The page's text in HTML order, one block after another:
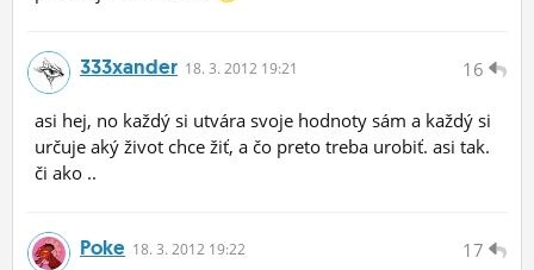
16
333xander 18. 3. 2012 19:21
asi hej, no každý si utvára svoje hodnoty sám a každý si
určuje aký život chce žiť, a čo preto treba urobiť. asi tak.
či ako ..
17
Poke 18. 3. 2012 19:22